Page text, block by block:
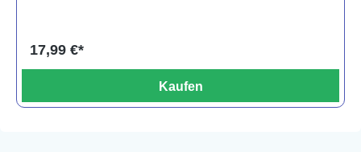
17,99 €*
Kaufen